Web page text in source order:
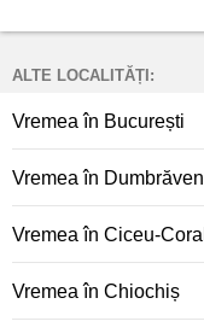
ALTE LOCALITĂȚI:
Vremea în București
Vremea în
Vremea în Ciceu-
Vremea în Chiochiș